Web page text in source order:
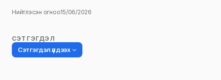
Нийтлэсэн огноо15/06/2026
СЭТГЭГДЭЛ
Сэтгэгдэл үлдээх